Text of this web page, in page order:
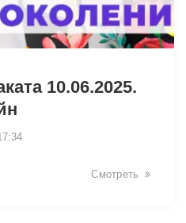
10.06.2025.
Смотреть